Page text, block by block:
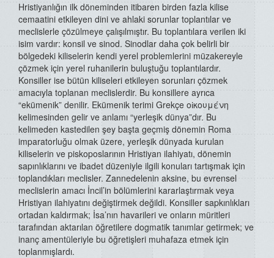
Hristiyanlığın ilk döneminden itibaren birden fazla kilise
cemaatini etkileyen dini ve ahlaki sorunlar toplantılar ve
meclislerle çözülmeye çalışılmıştır. Bu toplantılara verilen iki
isim vardır: konsil ve sinod. Sinodlar daha çok belirli bir
bölgedeki kiliselerin kendi yerel problemlerini müzakereyle
çözmek için yerel ruhanilerin buluştuğu toplantılardır.
Konsiller ise bütün kiliseleri etkileyen sorunları çözmek
amacıyla toplanan meclislerdir. Bu konsillere ayrıca
“ekümenik” denilir. Ekümenik terimi Grekçe οἰκουμένη
kelimesinden gelir ve anlamı “yerleşik dünya”dır. Bu
kelimeden kastedilen şey başta geçmiş dönemin Roma
imparatorluğu olmak üzere, yerleşik dünyada kurulan
kiliselerin ve piskoposlarının Hristiyan ilahiyatı, dönemin
sapınlıklarını ve ibadet düzeniyle ilgili konuları tartışmak için
toplandıkları meclisler. Zannedelenin aksine, bu evrensel
meclislerin amacı İncil’in bölümlerini kararlaştırmak veya
Hristiyan ilahiyatını değiştirmek değildi. Konsiller sapkınlıkları
ortadan kaldırmak; İsa’nın havarileri ve onların müritleri
tarafından aktarılan öğretilere dogmatik tanımlar getirmek; ve
inanç amentüleriyle bu öğretişleri muhafaza etmek için
toplanmışlardı.